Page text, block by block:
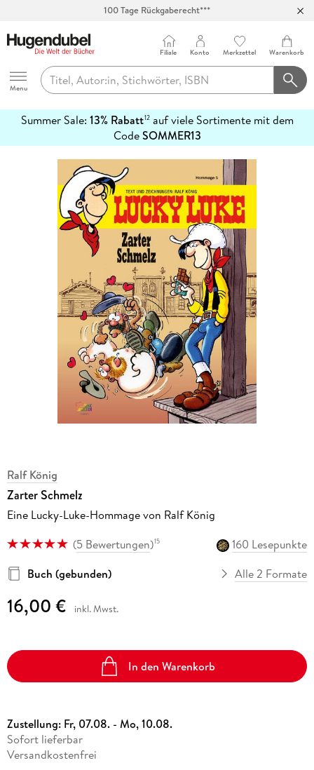
100 Tage Rückgaberecht***
Hugendubel
Menu
Filiale Konto Merkzettel Warenkorb
Summer Sale: 13% Rabatt12auf viele Sortimente mit dem
CodeSOMMER13
erfahren
Ralf König
Zarter Schmelz
Eine Lucky-Luke-Hommage von Ralf König
(5 Bewertungen)15
160 Lesepunkte
Buch (gebunden)
Alle 2 Formate
16,00 € inkl. Mwst.
In den Warenkorb
Zustellung: Fr, 07.08. - Mo, 10.08.
Sofort lieferbar
Versandkostenfrei